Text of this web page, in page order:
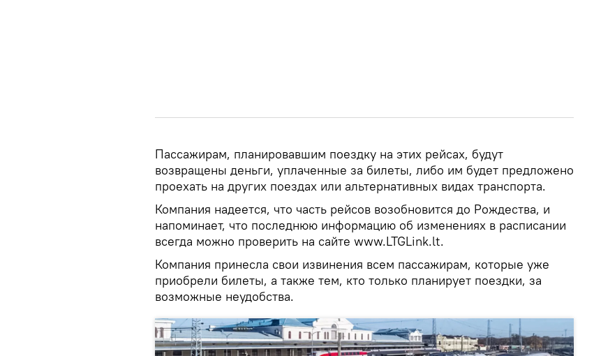
Пассажирам, планировавшим поездку на этих рейсах, будут
возвращены деньги, уплаченные за билеты, либо им будет предложено
проехать на других поездах или альтернативных видах транспорта.
Компания надеется, что часть рейсов возобновится до Рождества, и
напоминает, что последнюю информацию об изменениях в расписании
всегда можно проверить на сайте www.LTGLink.lt.
Компания принесла свои извинения всем пассажирам, которые уже
приобрели билеты, а также тем, кто только планирует поездки, за
возможные неудобства.